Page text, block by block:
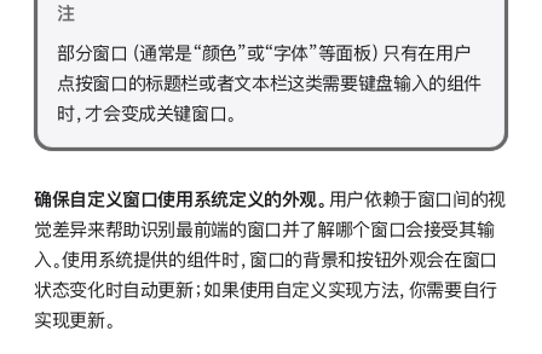
注
部分窗口（通常是“颜色”或“字体”等面板）只有在用户
点按窗口的标题栏或者文本栏这类需要键盘输入的组件
时，才会变成关键窗口。
确保自定义窗口使用系统定义的外观。 用户依赖于窗口间的视
觉差异来帮助识别最前端的窗口并了解哪个窗口会接受其输
入。使用系统提供的组件时，窗口的背景和按钮外观会在窗口
状态变化时自动更新；如果使用自定义实现方法，你需要自行
实现更新。